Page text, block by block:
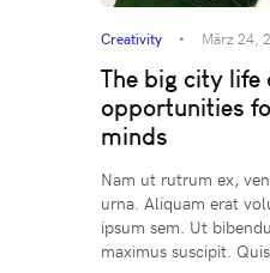
Creativity März 24,
The big city life
opportunities
minds
Nam ut rutrum ex,
urna. Aliquam erat
ipsum sem. Ut
maximus suscipit.